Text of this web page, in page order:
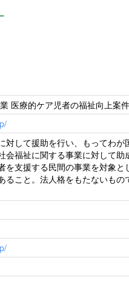
医療的ケア児者の福祉向上案件
対して援助を行い、もってわが
福祉に関する事業に対して助
支援する民間の事業を対象と
ること。法人格をもたないも